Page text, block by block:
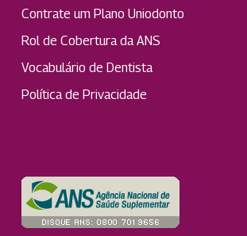
Contrate um Plano Uniodonto
Rol de Cobertura da ANS
Vocabulário de Dentista
Política de Privacidade